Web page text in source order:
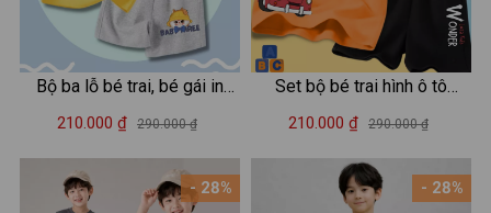
Bộ ba lỗ bé trai, bé gái in
hình Baby Three - Loza Kids
210.000 ₫ 290.000 ₫
- 28%
Set bộ bé trai hình ô tô
Wonder - LOZA SB295
210.000 ₫ 290.000 ₫
- 28%